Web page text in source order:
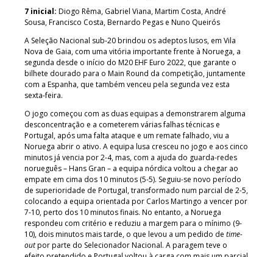
7 inicial: Diogo Rêma, Gabriel Viana, Martim Costa, André
Sousa, Francisco Costa, Bernardo Pegas e Nuno Queirós
A Seleção Nacional sub-20 brindou os adeptos lusos, em Vila
Nova de Gaia, com uma vitória importante frente à Noruega, a
segunda desde o início do M20 EHF Euro 2022, que garante o
bilhete dourado para o Main Round da competição, juntamente
com a Espanha, que também venceu pela segunda vez esta
sexta-feira.
O jogo começou com as duas equipas a demonstrarem alguma
desconcentração e a cometerem várias falhas técnicas e
Portugal, após uma falta ataque e um remate falhado, viu a
Noruega abrir o ativo. A equipa lusa cresceu no jogo e aos cinco
minutos já vencia por 2-4, mas, com a ajuda do guarda-redes
norueguês – Hans Gran – a equipa nórdica voltou a chegar ao
empate em cima dos 10 minutos (5-5). Seguiu-se novo período
de superioridade de Portugal, transformado num parcial de 2-5,
colocando a equipa orientada por Carlos Martingo a vencer por
7-10, perto dos 10 minutos finais. No entanto, a Noruega
respondeu com critério e reduziu a margem para o mínimo (9-
10), dois minutos mais tarde, o que levou a um pedido de time-
outpor parte do Selecionador Nacional. A paragem teve o